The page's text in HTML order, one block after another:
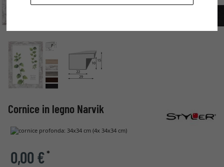
Cornice in legno Narvik
0,00 €*